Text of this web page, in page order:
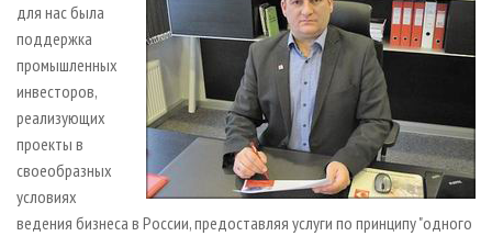
для нас была
поддержка
промышленных
инвесторов,
реализующих
проекты в
своеобразных
условиях
ведения бизнеса в России, предоставляя услуги по принципу "одного